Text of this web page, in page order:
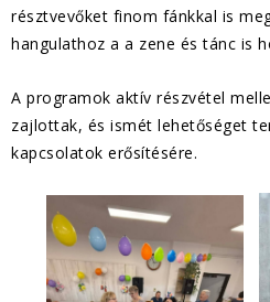
résztvevőket finom fánkkal is
hangulathoz a a zene és tánc is
A programok aktív részvétel
zajlottak, és ismét lehetőséget
kapcsolatok erősítésére.